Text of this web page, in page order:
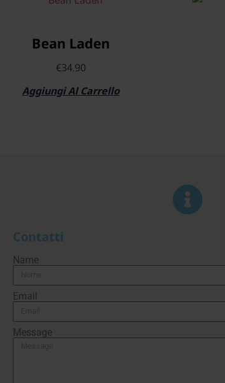
Bean Laden
€34.90
Aggiungi Al Carrello
Contatti
Name
Email
Message